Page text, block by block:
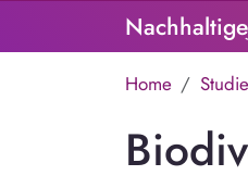
Nachhaltige
Home